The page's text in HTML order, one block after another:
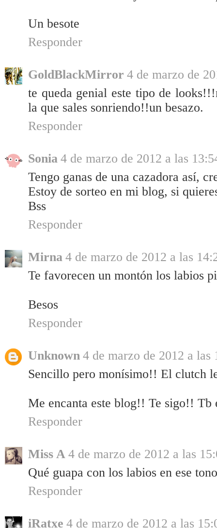
Un besote
Responder
GoldBlackMirror 4 de marzo de
te queda genial este tipo de
la que sales sonriendo!!un besazo.
Responder
Sonia 4 de marzo de 2012 a las
Tengo ganas de una cazadora así,
Estoy de sorteo en mi blog, si
Bss
Responder
Mirna 4 de marzo de 2012 a las
Te favorecen un montón los labios
Besos
Responder
Unknown 4 de marzo de 2012 a las
Sencillo pero monísimo!! El clutch
Me encanta este blog!! Te sigo!!
Responder
Miss A 4 de marzo de 2012 a las
Qué guapa con los labios en ese
Responder
iRatxe 4 de marzo de 2012 a las